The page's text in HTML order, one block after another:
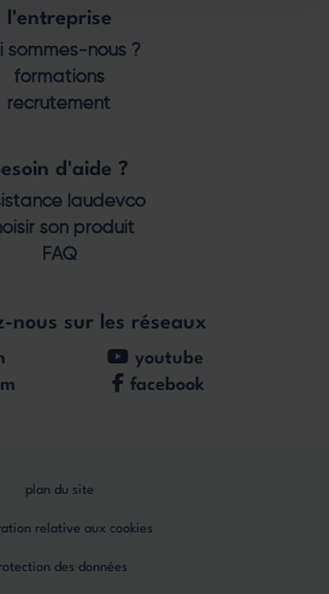
l'entreprise
sommes-nous ?
formations
recrutement
d'aide ?
laudevco
son produit
FAQ
nous sur les réseaux
youtube
facebook
des données
relative aux cookies
plan du site